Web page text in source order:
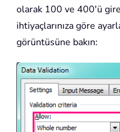
olarak 100 ve 400'ü
ihtiyaçlarınıza göre
görüntüsüne bakın: